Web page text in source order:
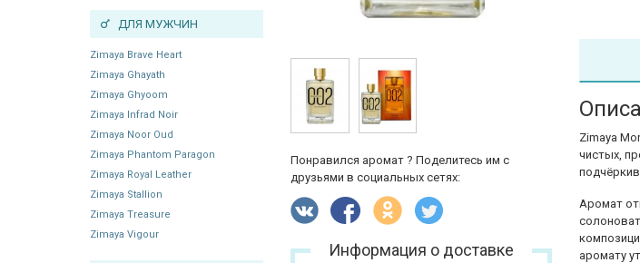
ДЛЯ МУЖЧИН
Zimaya Brave Heart
Zimaya Ghayath
Zimaya Ghyoom
Zimaya Infrad Noir
Zimaya Noor Oud
Zimaya Phantom Paragon
Zimaya Royal Leather
Zimaya Stallion
Zimaya Treasure
Zimaya Vigour
Понравился аромат ? Поделитесь им с
друзьями в социальных сетях:
Информация о доставке
Zimaya
чистых,
Аромат
аромату